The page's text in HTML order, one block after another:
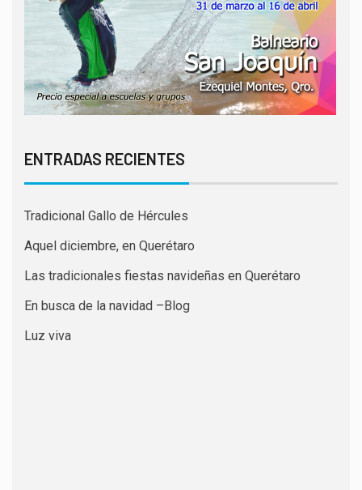
ENTRADAS RECIENTES
Tradicional Gallo de Hércules
Aquel diciembre, en Querétaro
Las tradicionales fiestas navideñas en Querétaro
En busca de la navidad –Blog
Luz viva